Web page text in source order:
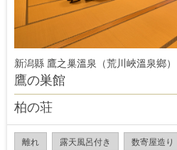
新潟縣 鷹之巢溫泉（荒川峽溫泉鄉）
鷹の巣館
柏の荘
離れ 露天風呂付き 数寄屋造り